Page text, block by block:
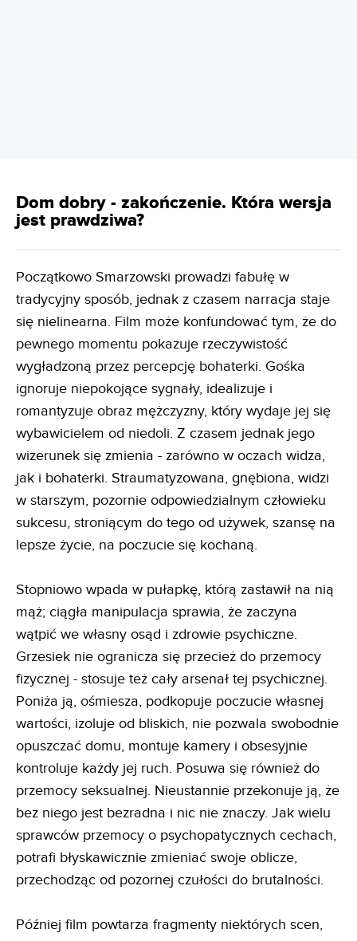
Dom dobry - zakończenie. Która wersja
jest prawdziwa?
Początkowo Smarzowski prowadzi fabułę w
tradycyjny sposób, jednak z czasem narracja staje
się nielinearna. Film może konfundować tym, że do
pewnego momentu pokazuje rzeczywistość
wygładzoną przez percepcję bohaterki. Gośka
ignoruje niepokojące sygnały, idealizuje i
romantyzuje obraz mężczyzny, który wydaje jej się
wybawicielem od niedoli. Z czasem jednak jego
wizerunek się zmienia - zarówno w oczach widza,
jak i bohaterki. Straumatyzowana, gnębiona, widzi
w starszym, pozornie odpowiedzialnym człowieku
sukcesu, stroniącym do tego od używek, szansę na
lepsze życie, na poczucie się kochaną.
Stopniowo wpada w pułapkę, którą zastawił na nią
mąż; ciągła manipulacja sprawia, że zaczyna
wątpić we własny osąd i zdrowie psychiczne.
Grzesiek nie ogranicza się przecież do przemocy
fizycznej - stosuje też cały arsenał tej psychicznej.
Poniża ją, ośmiesza, podkopuje poczucie własnej
wartości, izoluje od bliskich, nie pozwala swobodnie
opuszczać domu, montuje kamery i obsesyjnie
kontroluje każdy jej ruch. Posuwa się również do
przemocy seksualnej. Nieustannie przekonuje ją, że
bez niego jest bezradna i nic nie znaczy. Jak wielu
sprawców przemocy o psychopatycznych cechach,
potrafi błyskawicznie zmieniać swoje oblicze,
przechodząc od pozornej czułości do brutalności.
Później film powtarza fragmenty niektórych scen,